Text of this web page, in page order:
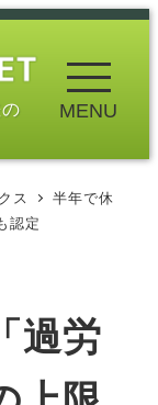
MENU
ス
半年で休
認定
過労